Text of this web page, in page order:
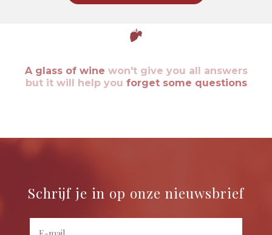
A glass of wine won't give you all answers
but it will help you forget some questions
Schrijf je in op onze nieuwsbrief